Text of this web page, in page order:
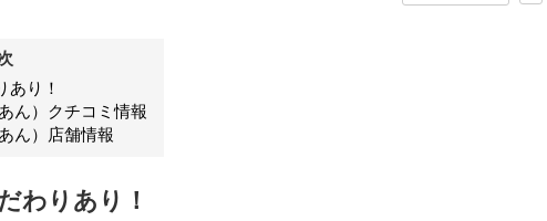
あり！
ん）クチコミ情報
ん）店舗情報
わりあり！